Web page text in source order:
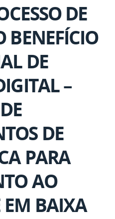
DE
BENEFÍCIO
DE
–
DE
PARA
AO
EM BAIXA